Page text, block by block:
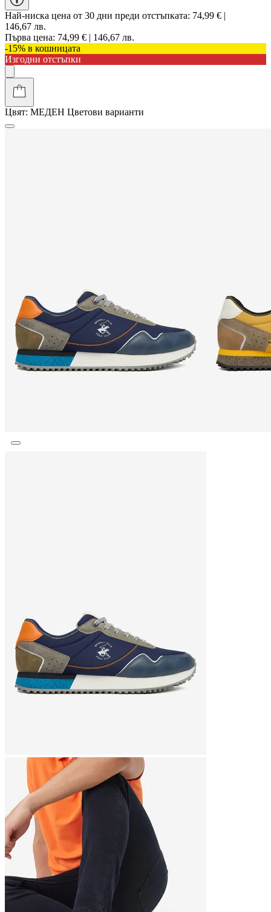
Най-ниска цена от 30 дни преди отстъпката: 74,99 € |
146,67 лв.
Първа цена: 74,99 € | 146,67 лв.
-15% в кошницата
Изгодни отстъпки
Цвят: МЕДЕН Цветови варианти